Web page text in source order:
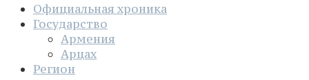
Официальная хроника
Государство
Армения
Арцах
Регион